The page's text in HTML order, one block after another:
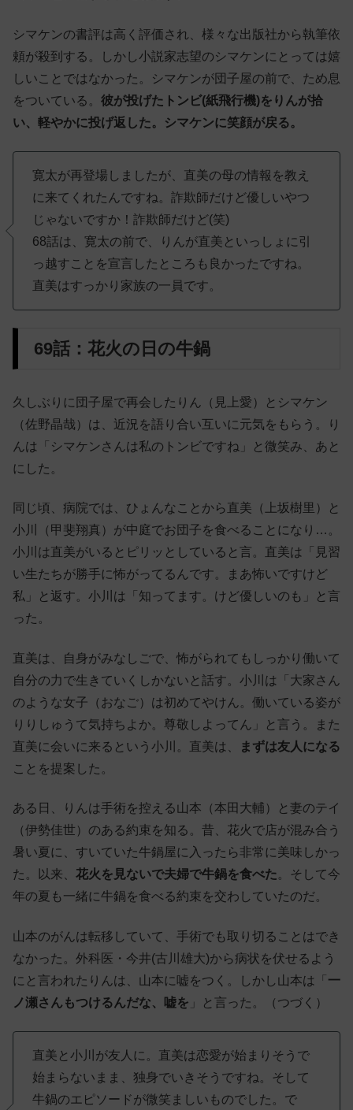
シマケンの書評は高く評価され、様々な出版社から執筆依
頼が殺到する。しかし小説家志望のシマケンにとっては嬉
しいことではなかった。シマケンが団子屋の前で、ため息
をついている。 彼が投げたトンビ(紙飛行機)をりんが拾
い、軽やかに投げ返した。シマケンに笑顔が戻る。
寛太が再登場しましたが、直美の母の情報を教え
に来てくれたんですね。詐欺師だけど優しいやつ
じゃないですか！詐欺師だけど(笑)
68話は、寛太の前で、りんが直美といっしょに引
っ越すことを宣言したところも良かったですね。
直美はすっかり家族の一員です。
69話：花火の日の牛鍋
久しぶりに団子屋で再会したりん（見上愛）とシマケン
（佐野晶哉）は、近況を語り合い互いに元気をもらう。り
んは「シマケンさんは私のトンビですね」と微笑み、あと
にした。
同じ頃、病院では、ひょんなことから直美（上坂樹里）と
小川（甲斐翔真）が中庭でお団子を食べることになり…。
小川は直美がいるとピリッとしていると言。直美は「見習
い生たちが勝手に怖がってるんです。まあ怖いですけど
私」と返す。小川は「知ってます。けど優しいのも」と言
った。
直美は、自身がみなしごで、怖がられてもしっかり働いて
自分の力で生きていくしかないと話す。小川は「大家さん
のような女子（おなご）は初めてやけん。働いている姿が
りりしゅうて気持ちよか。尊敬しよってん」と言う。また
直美に会いに来るという小川。直美は、
まずは友人になる
ことを提案した。
ある日、りんは手術を控える山本（本田大輔）と妻のテイ
（伊勢佳世）のある約束を知る。昔、花火で店が混み合う
暑い夏に、すいていた牛鍋屋に入ったら非常に美味しかっ
た。以来、 花火を見ないで夫婦で牛鍋を食べた。そして今
年の夏も一緒に牛鍋を食べる約束を交わしていたのだ。
山本のがんは転移していて、手術でも取り切ることはでき
なかった。外科医・今井(古川雄大)から病状を伏せるよう
にと言われたりんは、山本に嘘をつく。しかし山本は「 一
ノ瀬さんもつけるんだな、嘘を 」と言った。（つづく）
直美と小川が友人に。直美は恋愛が始まりそうで
始まらないまま、独身でいきそうですね。そして
牛鍋のエピソードが微笑ましいものでした。で